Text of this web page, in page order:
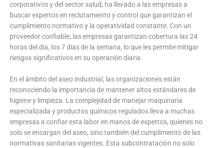
corporativos y del sector salud, ha llevado a las empresas a
buscar expertos en reclutamiento y control que garantizan el
cumplimiento normativo y la operatividad constante. Con un
proveedor confiable, las empresas garantizan cobertura las 24
horas del día, los 7 días de la semana, lo que les permite mitigar
riesgos significativos en su operación diaria.
En el ámbito del aseo industrial, las organizaciones están
reconociendo la importancia de mantener altos estándares de
higiene y limpieza. La complejidad de manejar maquinaria
especializada y productos químicos regulados lleva a muchas
empresas a confiar esta labor en manos de expertos, quienes no
solo se encargan del aseo, sino también del cumplimiento de las
normativas sanitarias vigentes. Esta subcontratación no solo